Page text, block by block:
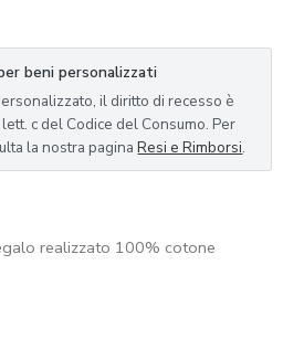
beni personalizzati
il diritto di recesso è
c del Codice del Consumo. Per
la nostra paginaResi e Rimborsi.
realizzato 100% cotone